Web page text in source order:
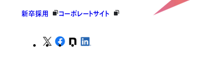
新卒採用 コーポレートサイト